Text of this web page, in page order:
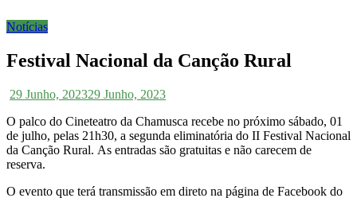
Notícias
Festival Nacional da Canção Rural
29 Junho, 202329 Junho, 2023
O palco do Cineteatro da Chamusca recebe no próximo sábado, 01
de julho, pelas 21h30, a segunda eliminatória do II Festival Nacional
da Canção Rural. As entradas são gratuitas e não carecem de
reserva.
O evento que terá transmissão em direto na página de Facebook do